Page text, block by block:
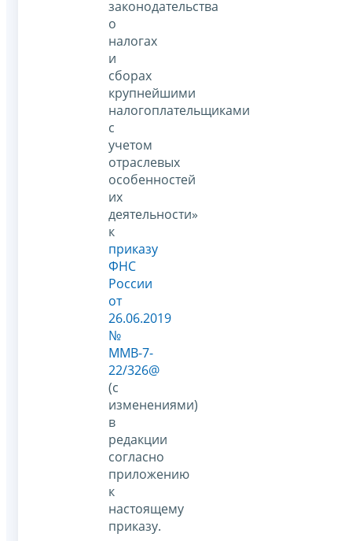
законодательства
о
налогах
и
сборах
крупнейшими
налогоплательщиками
с
учетом
отраслевых
особенностей
их
деятельности»
к
приказу
ФНС
России
от
26.06.2019
№
ММВ-7-
22/326@
(с
изменениями)
в
редакции
согласно
приложению
к
настоящему
приказу.